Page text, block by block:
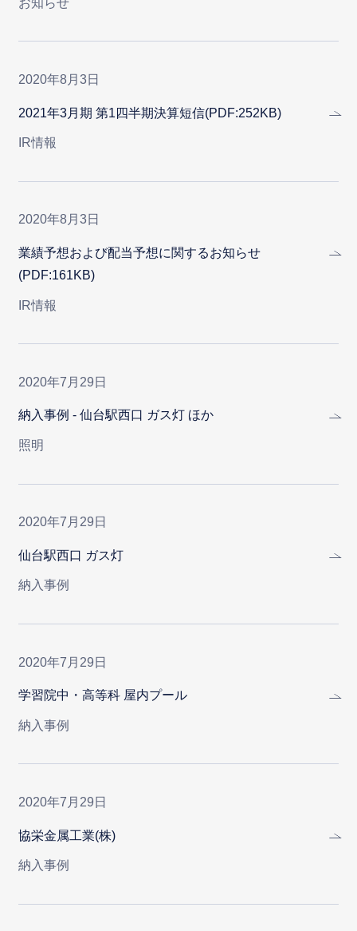
お知らせ
2020年8月3日
2021年3月期 第1四半期決算短信(PDF:252KB)
IR情報
2020年8月3日
業績予想および配当予想に関するお知らせ
(PDF:161KB)
IR情報
2020年7月29日
納入事例 - 仙台駅西口 ガス灯 ほか
照明
2020年7月29日
仙台駅西口 ガス灯
納入事例
2020年7月29日
学習院中・高等科 屋内プール
納入事例
2020年7月29日
協栄金属工業(株)
納入事例